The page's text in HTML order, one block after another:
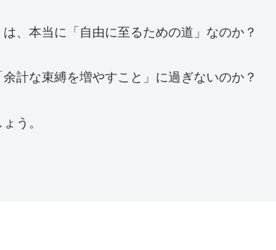
は、本当に「自由に至るための道」なのか？
計な束縛を増やすこと」に過ぎないのか？
う。